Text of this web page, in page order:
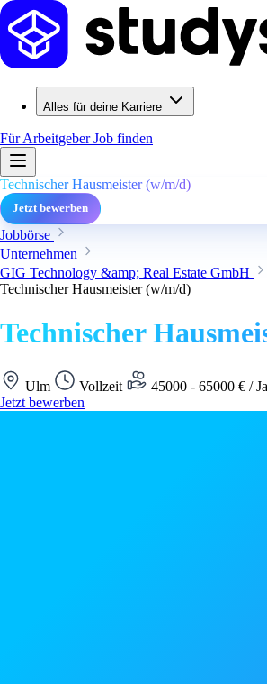
Alles für deine Karriere
Für ArbeitgeberJob finden
Technischer Hausmeister (w/m/d)
Jetzt bewerben
Jobbörse
Unternehmen
GIG Technology &amp; Real Estate GmbH
Technischer Hausmeister (w/m/d)
Technischer
Ulm Vollzeit 45000 - 65000 € /
Jetzt bewerben